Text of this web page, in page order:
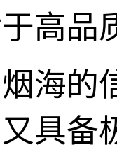
高品
海的
具备